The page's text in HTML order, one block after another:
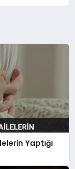
Yaptığı